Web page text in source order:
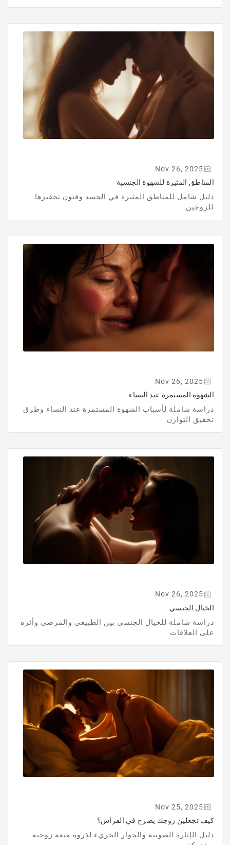
Nov 26, 2025
المناطق المثيرة للشهوة الجنسية
دليل شامل للمناطق المثيرة في الجسد وفنون تحفيزها
للزوجين
Nov 26, 2025
الشهوة المستمرة عند النساء
دراسة شاملة لأسباب الشهوة المستمرة عند النساء وطرق
تحقيق التوازن
Nov 26, 2025
الخيال الجنسي
دراسة شاملة للخيال الجنسي بين الطبيعي والمرضي وأثره
على العلاقات
Nov 25, 2025
كيف تجعلين زوجك يصرخ في الفراش؟
دليل الإثارة الصوتية والحوار الجريء لذروة متعة زوجية